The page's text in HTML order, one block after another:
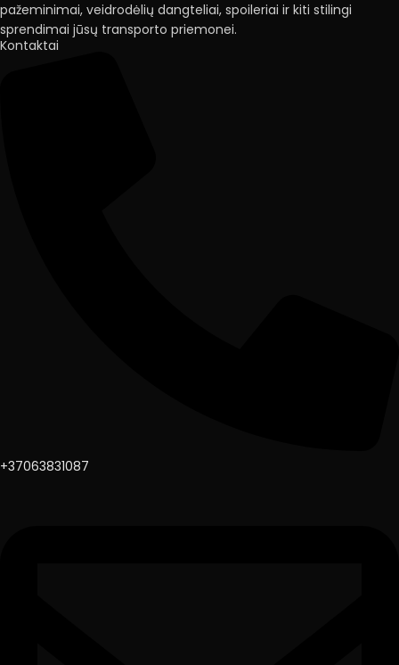
pažeminimai, veidrodėlių dangteliai, spoileriai ir kiti stilingi
sprendimai jūsų transporto priemonei.
Kontaktai
+37063831087